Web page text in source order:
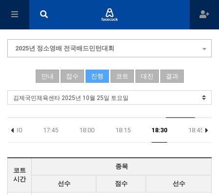
2025년 정소영배 전국배드민턴대회
안내 접수 진행 코트 대진 결과
17:30 17:45 18:00 18:15 18:30 18:45
코트
시간
종목
선수 점수 선수